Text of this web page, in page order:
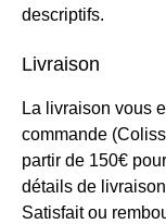
descriptifs.
Livraison
La livraison vous
commande
partir de 150€
détails de
Satisfait ou